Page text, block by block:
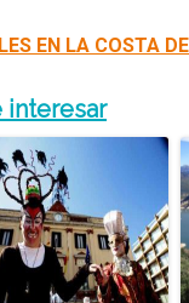
EN LA COSTA
interesar